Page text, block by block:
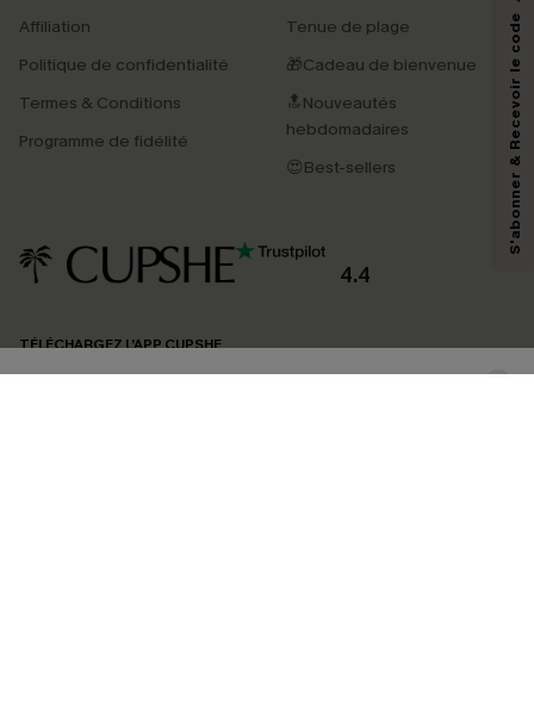
Affiliation
Politique de confidentialité
Termes & Conditions
Programme de fidélité
Tenue de plage
🎁Cadeau de bienvenue
🔝Nouveautés
hebdomadaires
😍Best-sellers
4.4
TÉLÉCHARGEZ L’APP CUPSHE
En soumettant votre adresse e-mail, vous acceptez de recevoir des e-mails
marketing (y compris du contenu généré par l'IA) de Cupshe et
reconnaissez avoir pris connaissance de nos
pouvons utiliser les données collectées sur notre site ainsi que des
produits susceptibles de vous intéresser, conformément à notre
Politique de
confidentialité
. Vous pouvez vous désabonner à tout moment.
S'abonner & Recevoir le code